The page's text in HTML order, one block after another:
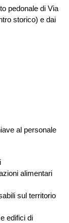
pedonale di Via
storico) e dai
al personale
alimentari
sul territorio
edifici di